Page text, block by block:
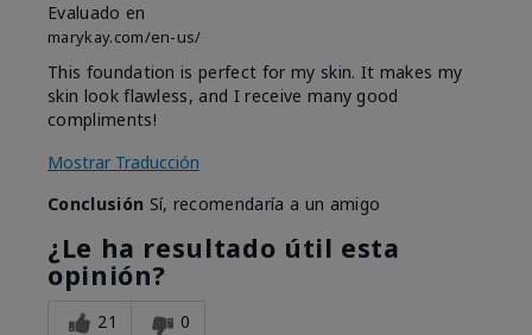
Evaluado en
marykay.com/en-us/
This foundation is perfect for my skin. It makes my
skin look flawless, and I receive many good
compliments!
Mostrar Traducción
Conclusión Sí, recomendaría a un amigo
¿Le ha resultado útil esta
opinión?
21 0